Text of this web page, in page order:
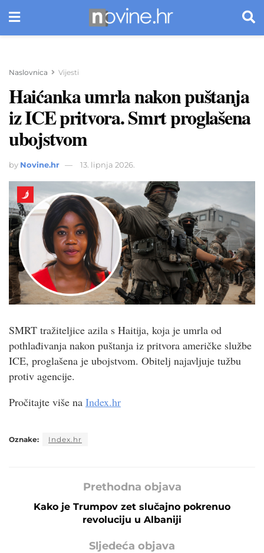
Naslovnica Vijesti
Haićanka umrla nakon puštanja
iz ICE pritvora. Smrt proglašena
ubojstvom
by Novine.hr 13. lipnja 2026.
SMRT tražiteljice azila s Haitija, koja je umrla od
pothlađivanja nakon puštanja iz pritvora američke službe
ICE, proglašena je ubojstvom. Obitelj najavljuje tužbu
protiv agencije.
Pročitajte više na Index.hr
Oznake: Index.hr
Prethodna objava
Kako je Trumpov zet slučajno pokrenuo
revoluciju u Albaniji
Sljedeća objava